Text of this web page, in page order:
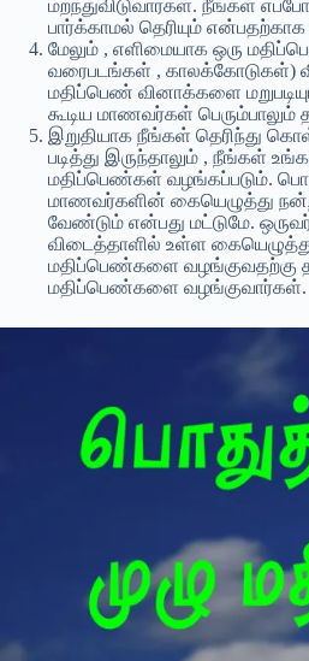
மறந்துவிடுவார்கள். நீங்கள்
பார்க்காமல் தெரியும்
மேலும் , எளிமையாக ஒரு
வரைபடங்கள் , காலக்கோடுகள்)
மதிப்பெண் வினாக்களை
கூடிய மாணவர்கள்
இறுதியாக நீங்கள் தெரிந்து
படித்து இருந்தாலும் , நீங்கள்
மதிப்பெண்கள் வழங்கப்படும்.
மாணவர்களின் கையெழுத்து
வேண்டும் என்பது மட்டுமே.
விடைத்தாளில் உள்ள
மதிப்பெண்களை வழங்குவதற்கு
மதிப்பெண்களை வழங்குவார்கள்.